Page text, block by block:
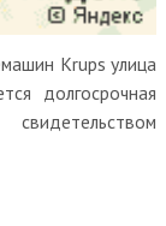
Krups улица
долгосрочная